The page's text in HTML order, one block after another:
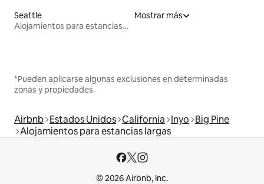
Seattle
Alojamientos para estancias largas
Mostrar más
*Pueden aplicarse algunas exclusiones en determinadas
zonas y propiedades.
Airbnb Estados Unidos California Inyo Big Pine
Alojamientos para estancias largas
© 2026 Airbnb, Inc.